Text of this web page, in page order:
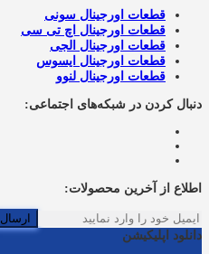
قطعات اورجینال سونی
قطعات اورجینال اچ تی سی
قطعات اورجینال الجی
قطعات اورجینال ایسوس
قطعات اورجینال لنوو
دنبال کردن در شبکه‌های اجتماعی:
اطلاع از آخرین محصولات:
ارسال
دانلود اپلیکیشن